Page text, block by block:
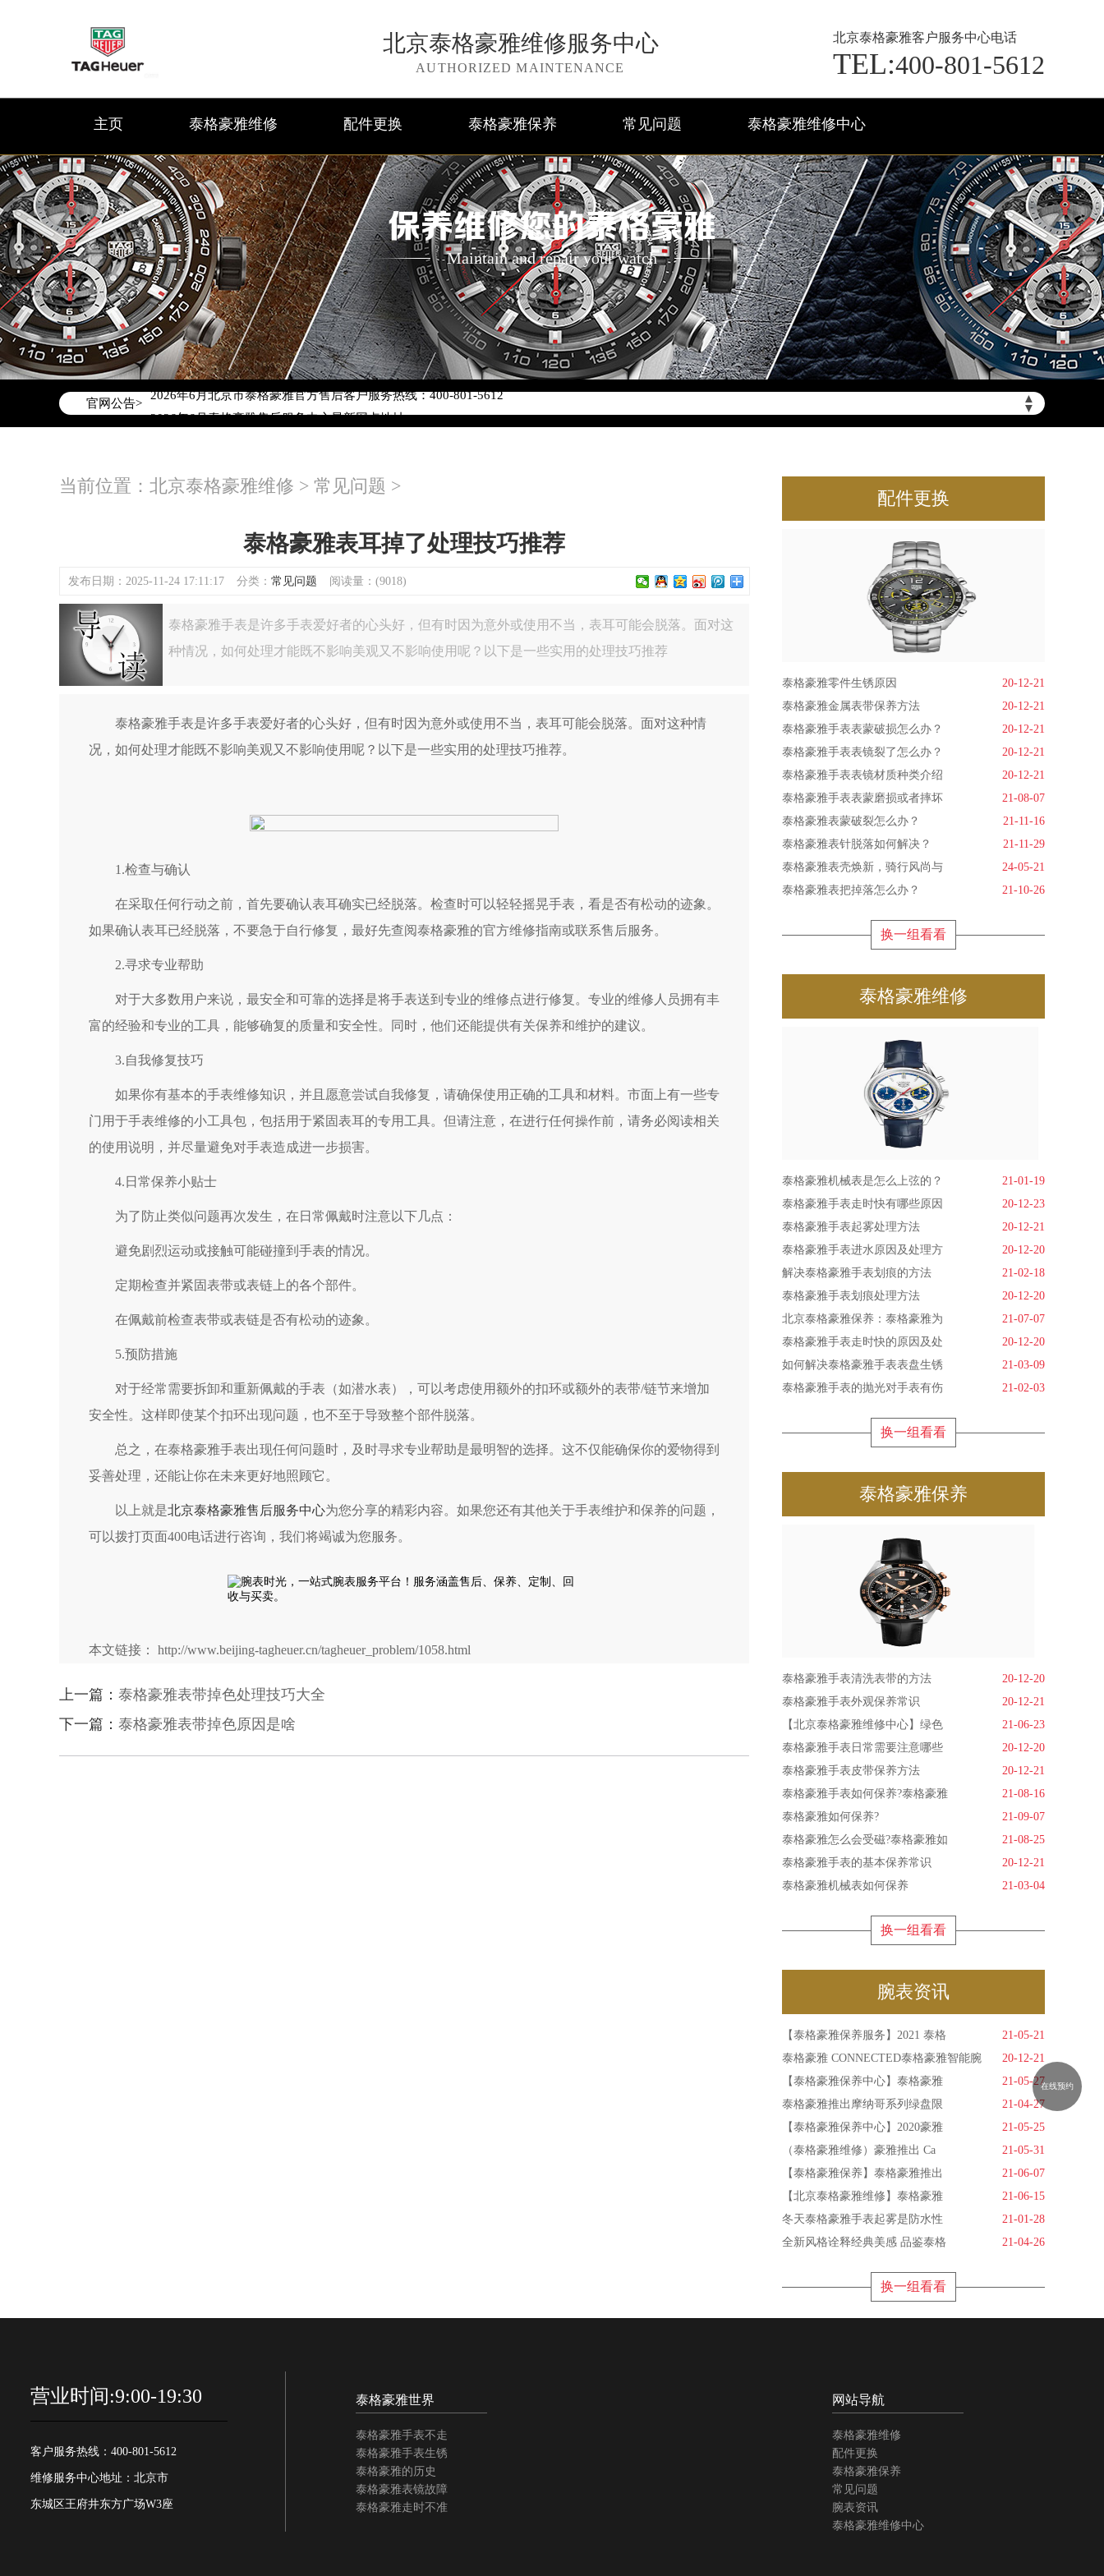
北京泰格豪雅维修服务中心
AUTHORIZED MAINTENANCE
北京泰格豪雅客户服务中心电话
TEL:400-801-5612
主页 泰格豪雅维修 配件更换 泰格豪雅保养 常见问题 泰格豪雅维修中心
保养维修您的泰格豪雅
Maintain and repair your watch
官网公告> ▲
▼
2026年6月泰格豪雅北京市售后服务网络优化升级公告
2026年6月北京市泰格豪雅官方售后客户服务热线：400-801-5612
2026年6月泰格豪雅售后服务中心最新网点地址：
北京市朝阳区建国门外大街甲6号华熙国际中心D座11层1102室泰格豪雅售后服务中心（需提前预约）
节假日正常营业！
当前位置： 北京泰格豪雅维修 > 常见问题 >
泰格豪雅表耳掉了处理技巧推荐
发布日期：2025-11-24 17:11:17 分类： 常见问题 阅读量：(9018)
泰格豪雅手表是许多手表爱好者的心头好，但有时因为意外或使用不当，表耳可能会脱落。面对这
种情况，如何处理才能既不影响美观又不影响使用呢？以下是一些实用的处理技巧推荐
泰格豪雅手表是许多手表爱好者的心头好，但有时因为意外或使用不当，表耳可能会脱落。面对这种情
况，如何处理才能既不影响美观又不影响使用呢？以下是一些实用的处理技巧推荐。
1.检查与确认
在采取任何行动之前，首先要确认表耳确实已经脱落。检查时可以轻轻摇晃手表，看是否有松动的迹象。
如果确认表耳已经脱落，不要急于自行修复，最好先查阅泰格豪雅的官方维修指南或联系售后服务。
2.寻求专业帮助
对于大多数用户来说，最安全和可靠的选择是将手表送到专业的维修点进行修复。专业的维修人员拥有丰
富的经验和专业的工具，能够确复的质量和安全性。同时，他们还能提供有关保养和维护的建议。
3.自我修复技巧
如果你有基本的手表维修知识，并且愿意尝试自我修复，请确保使用正确的工具和材料。市面上有一些专
门用于手表维修的小工具包，包括用于紧固表耳的专用工具。但请注意，在进行任何操作前，请务必阅读相关
的使用说明，并尽量避免对手表造成进一步损害。
4.日常保养小贴士
为了防止类似问题再次发生，在日常佩戴时注意以下几点：
避免剧烈运动或接触可能碰撞到手表的情况。
定期检查并紧固表带或表链上的各个部件。
在佩戴前检查表带或表链是否有松动的迹象。
5.预防措施
对于经常需要拆卸和重新佩戴的手表（如潜水表），可以考虑使用额外的扣环或额外的表带/链节来增加
安全性。这样即使某个扣环出现问题，也不至于导致整个部件脱落。
总之，在泰格豪雅手表出现任何问题时，及时寻求专业帮助是最明智的选择。这不仅能确保你的爱物得到
妥善处理，还能让你在未来更好地照顾它。
以上就是北京泰格豪雅售后服务中心为您分享的精彩内容。如果您还有其他关于手表维护和保养的问题，
可以拨打页面400电话进行咨询，我们将竭诚为您服务。
本文链接： http://www.beijing-tagheuer.cn/tagheuer_problem/1058.html
上一篇： 泰格豪雅表带掉色处理技巧大全
下一篇： 泰格豪雅表带掉色原因是啥
配件更换
泰格豪雅零件生锈原因
20-12-21
泰格豪雅金属表带保养方法
20-12-21
泰格豪雅手表表蒙破损怎么办？
20-12-21
泰格豪雅手表表镜裂了怎么办？
20-12-21
泰格豪雅手表表镜材质种类介绍
20-12-21
泰格豪雅手表表蒙磨损或者摔坏
21-08-07
泰格豪雅表蒙破裂怎么办？
21-11-16
泰格豪雅表针脱落如何解决？
21-11-29
泰格豪雅表壳焕新，骑行风尚与
24-05-21
泰格豪雅表把掉落怎么办？
21-10-26
换一组看看
泰格豪雅维修
泰格豪雅机械表是怎么上弦的？
21-01-19
泰格豪雅手表走时快有哪些原因
20-12-23
泰格豪雅手表起雾处理方法
20-12-21
泰格豪雅手表进水原因及处理方
20-12-20
解决泰格豪雅手表划痕的方法
21-02-18
泰格豪雅手表划痕处理方法
20-12-20
北京泰格豪雅保养：泰格豪雅为
21-07-07
泰格豪雅手表走时快的原因及处
20-12-20
如何解决泰格豪雅手表表盘生锈
21-03-09
泰格豪雅手表的抛光对手表有伤
21-02-03
换一组看看
泰格豪雅保养
泰格豪雅手表清洗表带的方法
20-12-20
泰格豪雅手表外观保养常识
20-12-21
【北京泰格豪雅维修中心】绿色
21-06-23
泰格豪雅手表日常需要注意哪些
20-12-20
泰格豪雅手表皮带保养方法
20-12-21
泰格豪雅手表如何保养?泰格豪雅
21-08-16
泰格豪雅如何保养?
21-09-07
泰格豪雅怎么会受磁?泰格豪雅如
21-08-25
泰格豪雅手表的基本保养常识
20-12-21
泰格豪雅机械表如何保养
21-03-04
换一组看看
腕表资讯
【泰格豪雅保养服务】2021 泰格
21-05-21
泰格豪雅 CONNECTED泰格豪雅智能腕
20-12-21
【泰格豪雅保养中心】泰格豪雅
21-05-27
泰格豪雅推出摩纳哥系列绿盘限
21-04-27
【泰格豪雅保养中心】2020豪雅
21-05-25
（泰格豪雅维修）豪雅推出 Ca
21-05-31
【泰格豪雅保养】泰格豪雅推出
21-06-07
【北京泰格豪雅维修】泰格豪雅
21-06-15
冬天泰格豪雅手表起雾是防水性
21-01-28
全新风格诠释经典美感 品鉴泰格
21-04-26
换一组看看
营业时间:9:00-19:30
客户服务热线：400-801-5612
维修服务中心地址：北京市
东城区王府井东方广场W3座
泰格豪雅世界
泰格豪雅手表不走
泰格豪雅手表生锈
泰格豪雅的历史
泰格豪雅表镜故障
泰格豪雅走时不准
网站导航
泰格豪雅维修
配件更换
泰格豪雅保养
常见问题
腕表资讯
泰格豪雅维修中心
在线预约